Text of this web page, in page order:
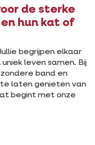
de sterke
hun kat of
begrijpen elkaar
leven samen. Bij
band en
laten genieten van
begint met onze